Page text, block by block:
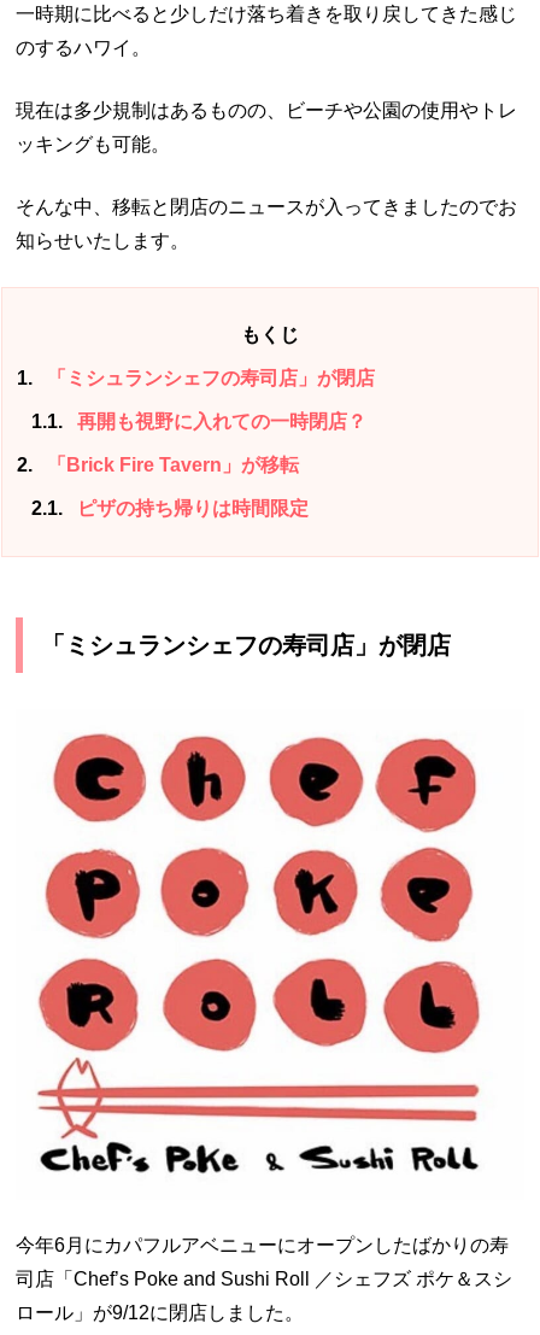
一時期に比べると少しだけ落ち着きを取り戻してきた感じ
のするハワイ。
現在は多少規制はあるものの、ビーチや公園の使用やトレ
ッキングも可能。
そんな中、移転と閉店のニュースが入ってきましたのでお
知らせいたします。
もくじ
1 「ミシュランシェフの寿司店」が閉店
1.1 再開も視野に入れての一時閉店？
2 「Brick Fire Tavern」が移転
2.1 ピザの持ち帰りは時間限定
「ミシュランシェフの寿司店」が閉店
今年6月にカパフルアベニューにオープンしたばかりの寿
司店「Chef’s Poke and Sushi Roll ／シェフズ ポケ＆スシ
ロール」が9/12に閉店しました。